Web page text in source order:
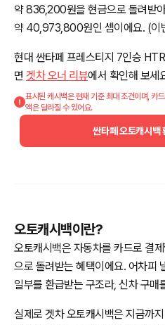
약 836,200원을 현금으로 돌려받
약 40,973,800원인 셈이에요. (이
현대 싼타페 프레스티지 7인승
면 겟차 오너 리뷰에서 확인해 보세
표시된 캐시백은 현재 기준 최대 조건이며, 카
액은 달라질 수 있어요.
싼타페 오토캐시백
오토캐시백이란?
오토캐시백은 자동차를 카드로 결
으로 돌려받는 혜택이에요. 어차피
일부를 환급받는 구조라, 신차 구매
실제로 겟차 오토캐시백은 지금까